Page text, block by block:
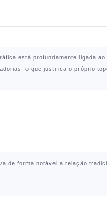
está profundamente ligada
o que justifica o próprio
de forma notável a relação